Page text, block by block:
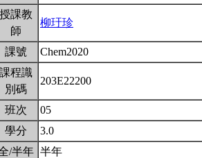
授課教
師
柳玗珍
課號
Chem2020
課程識
別碼
203E22200
班次
05
學分
3.0
/半年 半年